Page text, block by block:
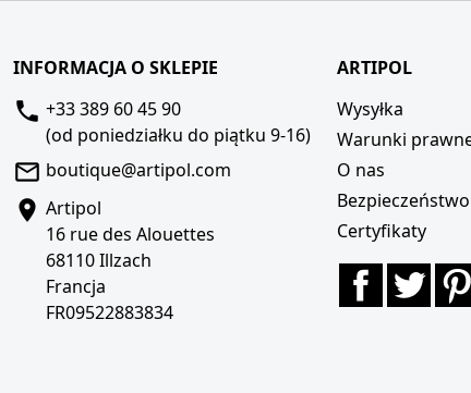
INFORMACJA O SKLEPIE
+33 389 60 45 90
(od poniedziałku do piątku 9-16)
boutique@artipol.com
Artipol
16 rue des Alouettes
68110 Illzach
Francja
FR09522883834
ARTIPOL
Wysyłka
Warunki
O nas
Certyfikaty
Facebook